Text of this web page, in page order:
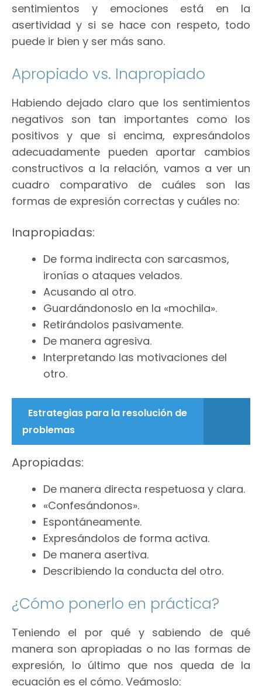
sentimientos y emociones está en la
asertividad y si se hace con respeto, todo
puede ir bien y ser más sano.
Apropiado vs. Inapropiado
Habiendo dejado claro que los sentimientos
negativos son tan importantes como los
positivos y que si encima, expresándolos
adecuadamente pueden aportar cambios
constructivos a la relación, vamos a ver un
cuadro comparativo de cuáles son las
formas de expresión correctas y cuáles no:
Inapropiadas:
De forma indirecta con sarcasmos,
ironías o ataques velados.
Acusando al otro.
Guardándonoslo en la «mochila».
Retirándolos pasivamente.
De manera agresiva.
Interpretando las motivaciones del
otro.
Estrategias para la resolución de
problemas
Apropiadas:
De manera directa respetuosa y clara.
«Confesándonos».
Espontáneamente.
Expresándolos de forma activa.
De manera asertiva.
Describiendo la conducta del otro.
¿Cómo ponerlo en práctica?
Teniendo el por qué y sabiendo de qué
manera son apropiadas o no las formas de
expresión, lo último que nos queda de la
ecuación es el cómo. Veámoslo: